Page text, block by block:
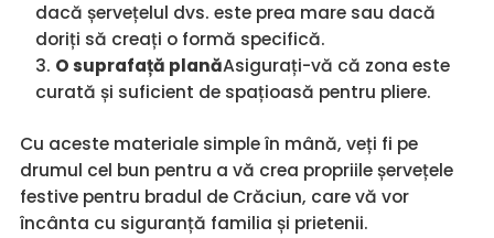
dacă șervețelul dvs. este prea mare sau dacă
doriți să creați o formă specifică.
O suprafață planăAsigurați-vă că zona este
curată și suficient de spațioasă pentru pliere.
Cu aceste materiale simple în mână, veți fi pe
drumul cel bun pentru a vă crea propriile șervețele
festive pentru bradul de Crăciun, care vă vor
încânta cu siguranță familia și prietenii.